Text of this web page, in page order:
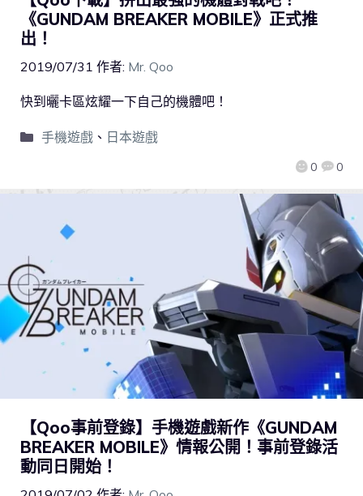
《GUNDAM BREAKER MOBILE》正式推
出！
2019/07/31 作者: Mr. Qoo
0 0
快到曬卡區炫耀一下自己的機體吧！
手機遊戲、 日本遊戲
【Qoo事前登錄】手機遊戲新作《GUNDAM
BREAKER MOBILE》情報公開！事前登錄活
動同日開始！